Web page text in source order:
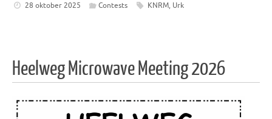
28 oktober 2025 Contests KNRM, Urk
Heelweg Microwave Meeting 2026